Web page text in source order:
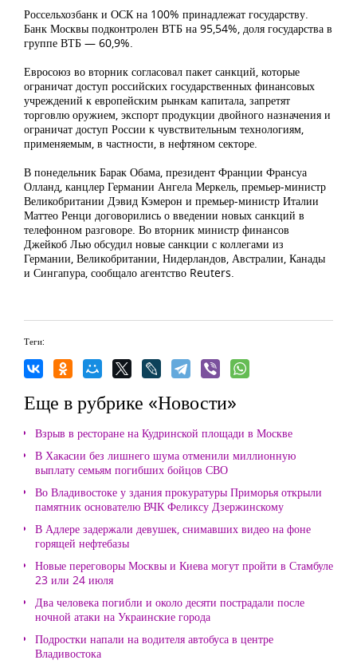
Россельхозбанк и ОСК на 100% принадлежат государству.
Банк Москвы подконтролен ВТБ на 95,54%, доля государства в
группе ВТБ — 60,9%.
Евросоюз во вторник согласовал пакет санкций, которые
ограничат доступ российских государственных финансовых
учреждений к европейским рынкам капитала, запретят
торговлю оружием, экспорт продукции двойного назначения и
ограничат доступ России к чувствительным технологиям,
применяемым, в частности, в нефтяном секторе.
В понедельник Барак Обама, президент Франции Франсуа
Олланд, канцлер Германии Ангела Меркель, премьер-министр
Великобритании Дэвид Кэмерон и премьер-министр Италии
Маттео Ренци договорились о введении новых санкций в
телефонном разговоре. Во вторник министр финансов
Джейкоб Лью обсудил новые санкции с коллегами из
Германии, Великобритании, Нидерландов, Австралии, Канады
и Сингапура, сообщало агентство Reuters.
Теги:
Еще в рубрике «Новости»
Взрыв в ресторане на Кудринской площади в Москве
В Хакасии без лишнего шума отменили миллионную
выплату семьям погибших бойцов СВО
Во Владивостоке у здания прокуратуры Приморья открыли
памятник основателю ВЧК Феликсу Дзержинскому
В Адлере задержали девушек, снимавших видео на фоне
горящей нефтебазы
Новые переговоры Москвы и Киева могут пройти в Стамбуле
23 или 24 июля
Два человека погибли и около десяти пострадали после
ночной атаки на Украинские города
Подростки напали на водителя автобуса в центре
Владивостока